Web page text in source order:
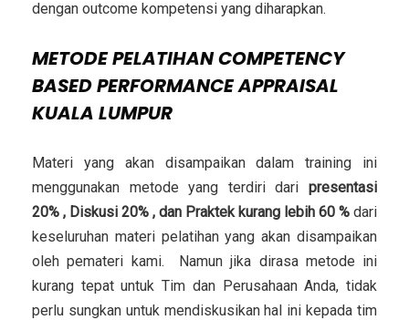
dengan outcome kompetensi yang diharapkan.
METODEPELATIHAN COMPETENCY
BASED PERFORMANCE APPRAISAL
KUALA LUMPUR
Materi yang akan disampaikan dalam training ini
menggunakan metode yang terdiri dari presentasi
20% , Diskusi 20% , dan Praktek kurang lebih 60 % dari
keseluruhan materi pelatihan yang akan disampaikan
oleh pemateri kami. Namun jika dirasa metode ini
kurang tepat untuk Tim dan Perusahaan Anda, tidak
perlu sungkan untuk mendiskusikan hal ini kepada tim